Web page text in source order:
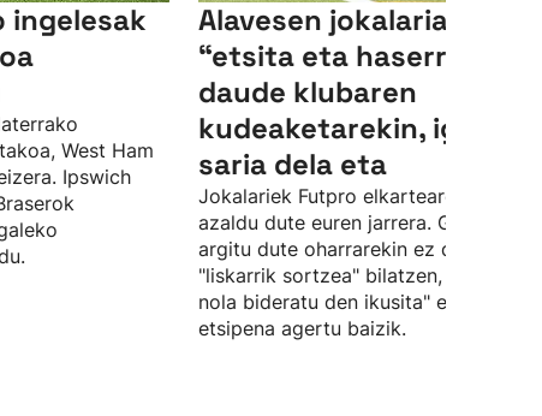
ingelesak
West Ham
Ipswich
Alavesen jokalariak
“etsita eta haserre"
daude klubaren
kudeaketarekin, igoera-
saria dela eta
Jokalariek Futpro elkartearen bidez
azaldu dute euren jarrera. Gainera,
argitu dute oharrarekin ez dutela
"liskarrik sortzea" bilatzen, "egoera
nola bideratu den ikusita" euren
etsipena agertu baizik.